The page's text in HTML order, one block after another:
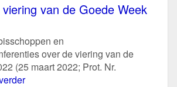
van de Goede Week
en
over de viering van de
(25 maart 2022; Prot. Nr.